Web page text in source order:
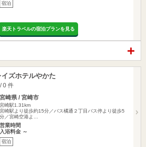
宿泊
楽天トラベルの宿泊プランを見る
ズホテルやかた
/ 0 件
宮崎県 / 宮崎市
宮崎駅1.31km
宮崎駅より徒歩約15分／バス橘通２丁目バス停より徒歩5
分／宮崎空港よ…
営業時間
入浴料金 ～
宿泊